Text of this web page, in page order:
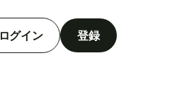
ログイン 登録